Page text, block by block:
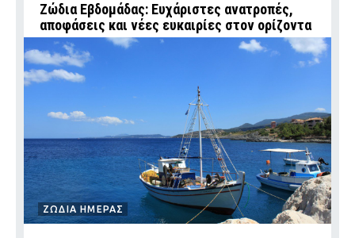
Ζώδια Εβδομάδας: Ευχάριστες ανατροπές,
αποφάσεις και νέες ευκαιρίες στον ορίζοντα
ΖΩΔΙΑ ΗΜΕΡΑΣ